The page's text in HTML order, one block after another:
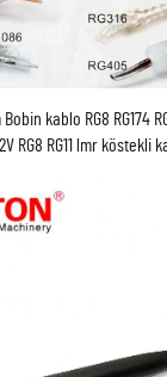
kablo RG8 RG174
RG8 RG11 lmr köstekli